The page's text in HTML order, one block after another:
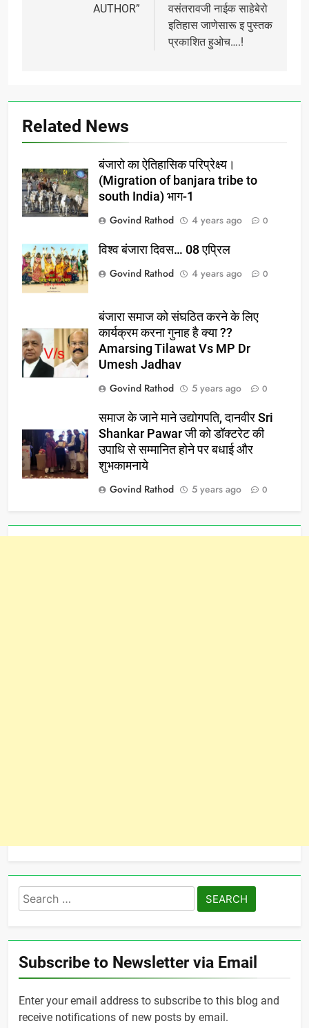
AUTHOR”
वसंतरावजी नाईक साहेबेरो
इतिहास जाणेसारू इ पुस्तक
प्रकाशित हुओच….!
Related News
बंजारो का ऐतिहासिक परिप्रेक्ष्य।
(Migration of banjara tribe to
south India) भाग-1
Govind Rathod
4 years ago 0
विश्व बंजारा दिवस… 08 एप्रिल
Govind Rathod
4 years ago 0
बंजारा समाज को संघठित करने के लिए
कार्यक्रम करना गुनाह है क्या ??
Amarsing Tilawat Vs MP Dr
Umesh Jadhav
Govind Rathod
5 years ago 0
समाज के जाने माने उद्योगपति, दानवीर Sri
Shankar Pawar जी को डॉक्टरेट की
उपाधि से सम्मानित होने पर बधाई और
शुभकामनाये
Govind Rathod
5 years ago 0
Search
for:
Subscribe to Newsletter via Email
Enter your email address to subscribe to this blog and
receive notifications of new posts by email.